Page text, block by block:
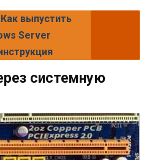
Как выпустить
Server
системную